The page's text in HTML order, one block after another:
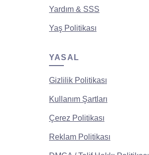
Yardım & SSS
Yaş Politikası
YASAL
Gizlilik Politikası
Kullanım Şartları
Çerez Politikası
Reklam Politikası